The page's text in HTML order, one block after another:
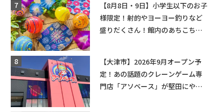
【8月8日・9日】小学生以下のお子
様限定！射的やヨーヨー釣りなど
盛りだくさん！館内のあちこちに
【大津市】2026年9月オープン予
定！あの話題のクレーンゲーム専
門店「アソベース」が堅田にやっ